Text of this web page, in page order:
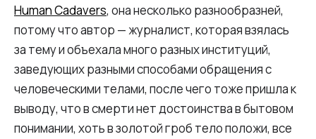
Human Cadavers, она несколько разнообразней,
потому что автор — журналист, которая взялась
за тему и объехала много разных институций,
заведующих разными способами обращения с
человеческими телами, после чего тоже пришла к
выводу, что в смерти нет достоинства в бытовом
понимании, хоть в золотой гроб тело положи, все